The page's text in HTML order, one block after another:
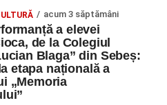
acum 3 săptămâni
a elevei
de la Colegiul
Blaga” din Sebeș:
etapa națională a
„Memoria